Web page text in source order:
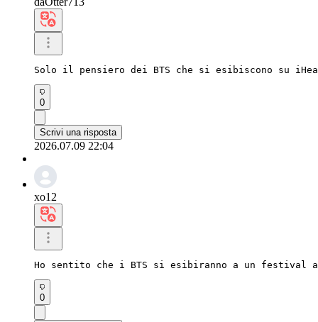
Solo il pensiero dei BTS che si esibiscono su
0
Scrivi una risposta
2026.07.09 22:04
xo12
Ho sentito che i BTS si esibiranno a un festival
0